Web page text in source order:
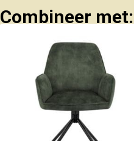
Combineer met: